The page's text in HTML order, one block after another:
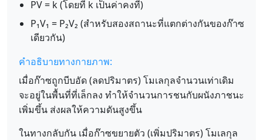
PV = k (โดยที่ k เป็นค่าคงที่)
P₁V₁ = P₂V₂ (สำหรับสองสถานะที่แตกต่างกันของก๊าซ
เดียวกัน)
คำอธิบายทางกายภาพ:
เมื่อก๊าซถูกบีบอัด (ลดปริมาตร) โมเลกุลจำนวนเท่าเดิม
จะอยู่ในพื้นที่ที่เล็กลง ทำให้จำนวนการชนกับผนังภาชนะ
เพิ่มขึ้น ส่งผลให้ความดันสูงขึ้น
ในทางกลับกัน เมื่อก๊าซขยายตัว (เพิ่มปริมาตร) โมเลกุล